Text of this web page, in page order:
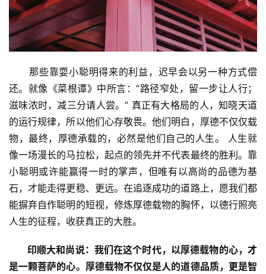
点
僧
音
僧
访
谈
心
乐
菩
提
专
公
那些靠耍小聪明得来的利益，迟早会以另一种方式偿
还。就像《菜根谭》中所言：“路径窄处，留一步让人行；
滋味浓时，减三分请人尝。” 真正有大格局的人，知晓天道
的运行规律，所以他们心存敬畏。他们明白，厚德不仅仅载
物，最终，厚德承载的，必然是他们自己的人生。 人生就
像一场漫长的马拉松，起点的领先并不代表最终的胜利。靠
小聪明或许能赢得一时的掌声，但唯有以高尚的品德为基
石，才能走得更稳、更远。在追逐成功的道路上，愿我们都
能摒弃自作聪明的短视，修炼厚德载物的胸怀，以德行照亮
人生的征程，收获真正的大胜。
印顺大和尚说：我们在这个时代，以厚德载物的心，才
是一颗菩萨的心。厚德载物不仅仅是人的道德品质，更是智